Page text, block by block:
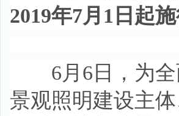
2019年7月1日起
6月6日，为全
景观照明建设主